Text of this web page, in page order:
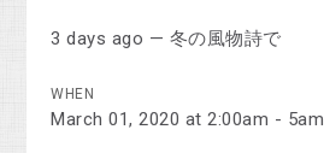
3 days ago — 冬の風物詩で
WHEN
March 01, 2020 at 2:00am - 5am